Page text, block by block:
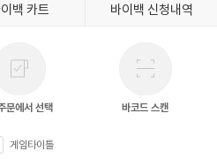
백 카트 바이백 신청내역
문에서 선택 바코드 스캔
게임타이틀